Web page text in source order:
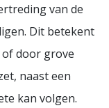
van de
Dit betekent
door grove
naast een
kan volgen.